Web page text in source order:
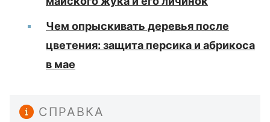
Чем опрыскивать деревья после
цветения: защита персика и абрикоса
в мае
СПРАВКА